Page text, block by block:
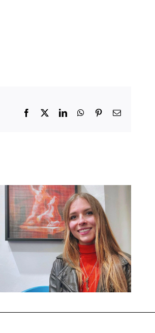
Facebook
X LinkedInWhatsApp
PinterestEmail